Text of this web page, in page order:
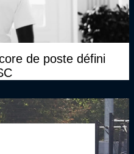
de poste défini